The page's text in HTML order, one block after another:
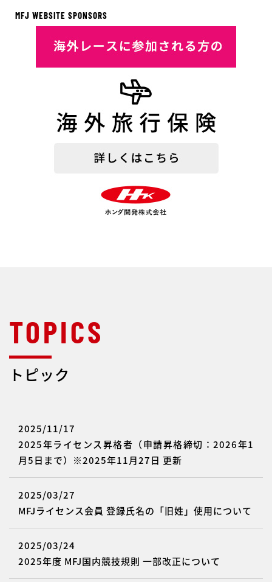
MFJ WEBSITE SPONSORS
トピック
2025/11/17
2025年ライセンス昇格者（申請昇格締切：2026年1
月5日まで）※2025年11月27日 更新
2025/03/27
MFJライセンス会員 登録氏名の「旧姓」使用について
2025/03/24
2025年度 MFJ国内競技規則 一部改正について